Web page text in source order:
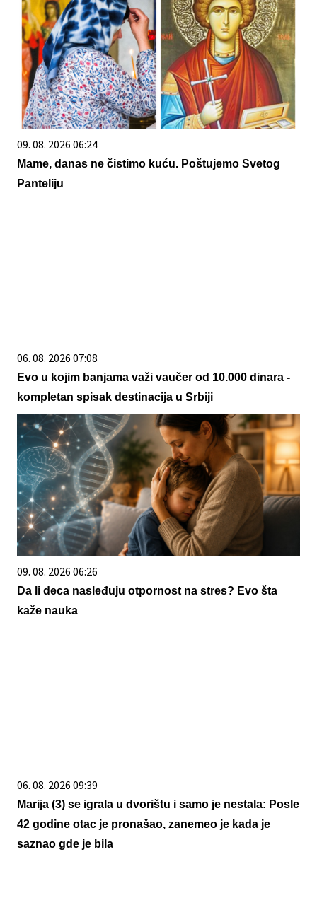
09. 08. 2026 06:24
Mame, danas ne čistimo kuću. Poštujemo Svetog
Panteliju
06. 08. 2026 07:08
Evo u kojim banjama važi vaučer od 10.000 dinara -
kompletan spisak destinacija u Srbiji
09. 08. 2026 06:26
Da li deca nasleđuju otpornost na stres? Evo šta
kaže nauka
06. 08. 2026 09:39
Marija (3) se igrala u dvorištu i samo je nestala: Posle
42 godine otac je pronašao, zanemeo je kada je
saznao gde je bila